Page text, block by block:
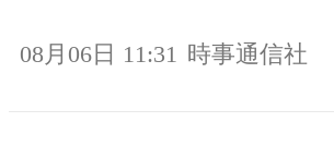
08月06日 11:31 時事通信社